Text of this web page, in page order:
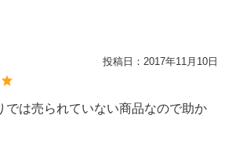
投稿日： 2017年11月10日
では売られていない商品なので助か